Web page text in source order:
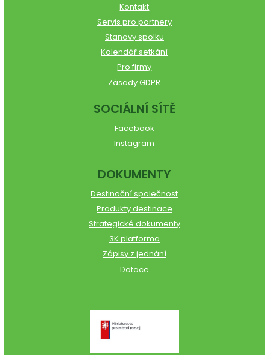
Kontakt
Servis pro partnery
Stanovy spolku
Kalendář setkání
Pro firmy
Zásady GDPR
SOCIÁLNÍ SÍTĚ
Facebook
Instagram
DOKUMENTY
Destinační společnost
Produkty destinace
Strategické dokumenty
3K platforma
Zápisy z jednání
Dotace